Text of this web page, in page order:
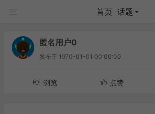
首页 话题
匿名用户0
发布于 1970-01-01 00:00:00
浏览 点赞